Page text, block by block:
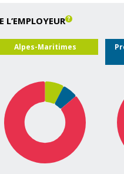
L’EMPLOYEUR
Alpes-Maritimes